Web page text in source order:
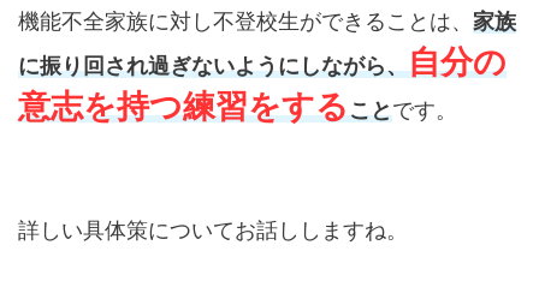
機能不全家族に対し不登校生ができることは、 家族
に振り回され過ぎないようにしながら、自分の
意志を持つ練習をすることです。
詳しい具体策についてお話ししますね。